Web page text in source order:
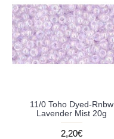
11/0 Toho Dyed-Rnbw
Lavender Mist 20g
2,20€